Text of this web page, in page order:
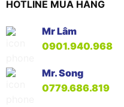
HOTLINE MUA HÀNG
Mr Lâm
0901.940.968
Mr. Song
0779.686.819